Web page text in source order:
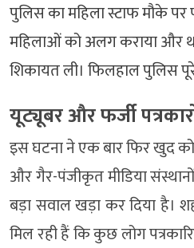
पुलिस का महिला स्टाफ मौके पर
महिलाओं को अलग कराया और
शिकायत ली। फिलहाल पुलिस
यूट्यूबर और फर्जी
इस घटना ने एक बार फिर खुद को
और गैर-पंजीकृत मीडिया
बड़ा सवाल खड़ा कर दिया है।
मिल रही हैं कि कुछ लोग